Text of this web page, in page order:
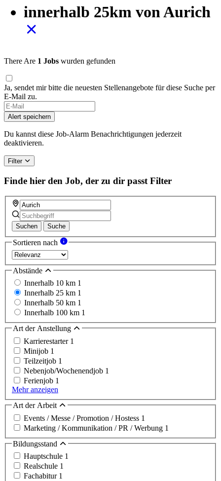
innerhalb 25km von Aurich
There Are 1 Jobs wurden gefunden
Ja, sendet mir bitte die neuesten Stellenangebote für diese Suche per
E-Mail zu.
If
you
are
a
human,
this
field
Alert speichern
Du kannst diese Job-Alarm Benachrichtigungen jederzeit
deaktivieren.
Filter
Finde hier den Job, der zu dir passt Filter
Suchen Suche
Sortieren nach
Abstände
Innerhalb 10 km 1
Innerhalb 25 km 1
Innerhalb 50 km 1
Innerhalb 100 km 1
Art der Anstellung
Karrierestarter 1
Minijob 1
Teilzeitjob 1
Nebenjob/Wochenendjob 1
Ferienjob 1
Mehr anzeigen
Art der Arbeit
Events / Messe / Promotion / Hostess 1
Marketing / Kommunikation / PR / Werbung 1
Bildungsstand
Hauptschule 1
Realschule 1
Fachabitur 1